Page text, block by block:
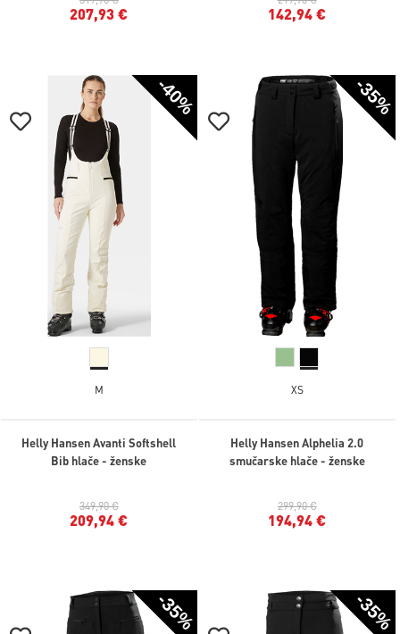
207,93 € 142,94 €
-40%
M
Helly Hansen Avanti Softshell
Bib hlače - ženske
349,90 €
209,94 €
-35%
XS
Helly Hansen Alphelia 2.0
smučarske hlače - ženske
299,90 €
194,94 €
-35% -35%